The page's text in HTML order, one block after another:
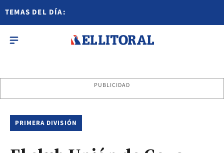
TEMAS DEL DÍA:
PUBLICIDAD
PRIMERA DIVISIÓN